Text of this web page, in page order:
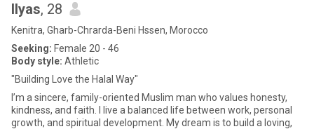
Ilyas, 28
Kenitra, Gharb-Chrarda-Beni Hssen, Morocco
Seeking: Female 20 - 46
Body style: Athletic
"Building Love the Halal Way"
I’m a sincere, family-oriented Muslim man who values honesty,
kindness, and faith. I live a balanced life between work, personal
growth, and spiritual development. My dream is to build a loving,